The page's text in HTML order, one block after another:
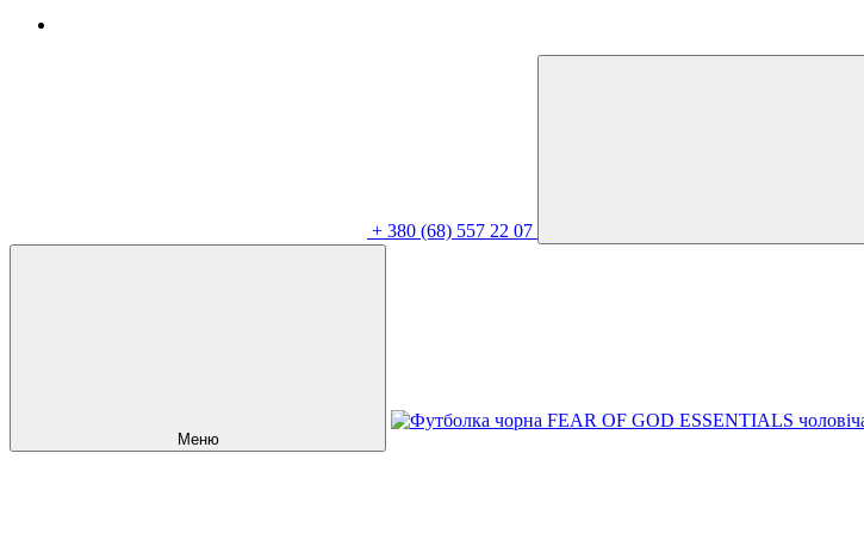
+ 380 (68) 557 22 07
Меню